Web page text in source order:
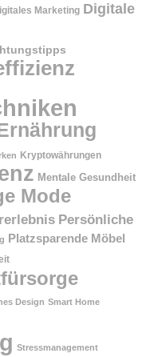
Marketing Digitale
Kryptowährungen
Mentale Gesundheit
Mode
Persönliche
Platzsparende Möbel
Design Smart Home
Stressmanagement